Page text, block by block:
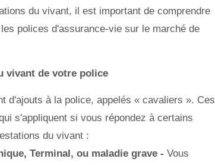
du vivant, il est important de comprendre
polices d'assurance-vie sur le marché de
vivant de votre police
d'ajouts à la police, appelés « cavaliers ». Ces
s'appliquent si vous répondez à certains
du vivant :
Terminal, ou maladie grave - Vous